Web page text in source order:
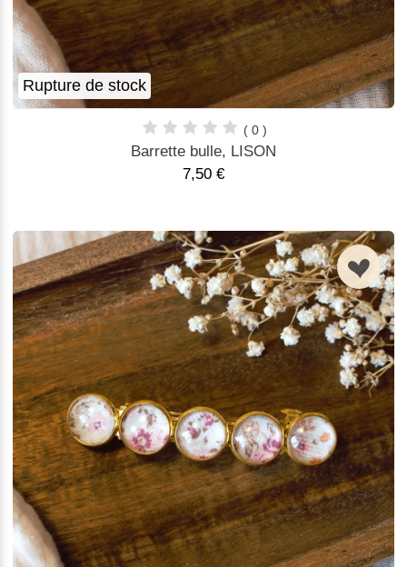
Rupture de stock
( 0 )
Barrette bulle, LISON
7,50 €
n